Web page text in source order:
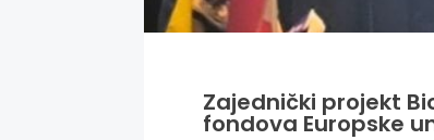
Zajednički projekt
fondova Europske